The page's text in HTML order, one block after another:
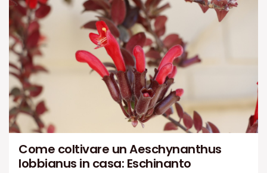
Come coltivare un Aeschynanthus
lobbianus in casa: Eschinanto